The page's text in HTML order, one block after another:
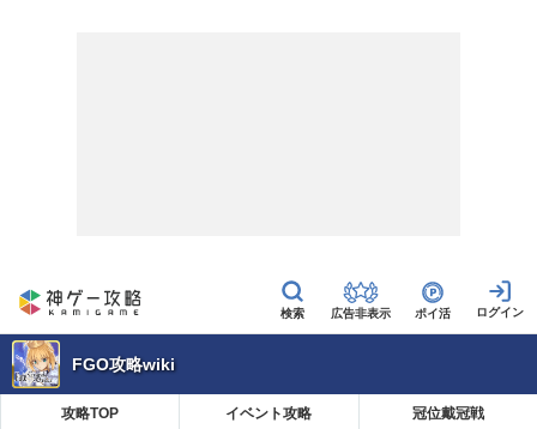
広告非表示 ポイ活
FGO攻略wiki
攻略TOP イベント攻略 冠位戴冠戦